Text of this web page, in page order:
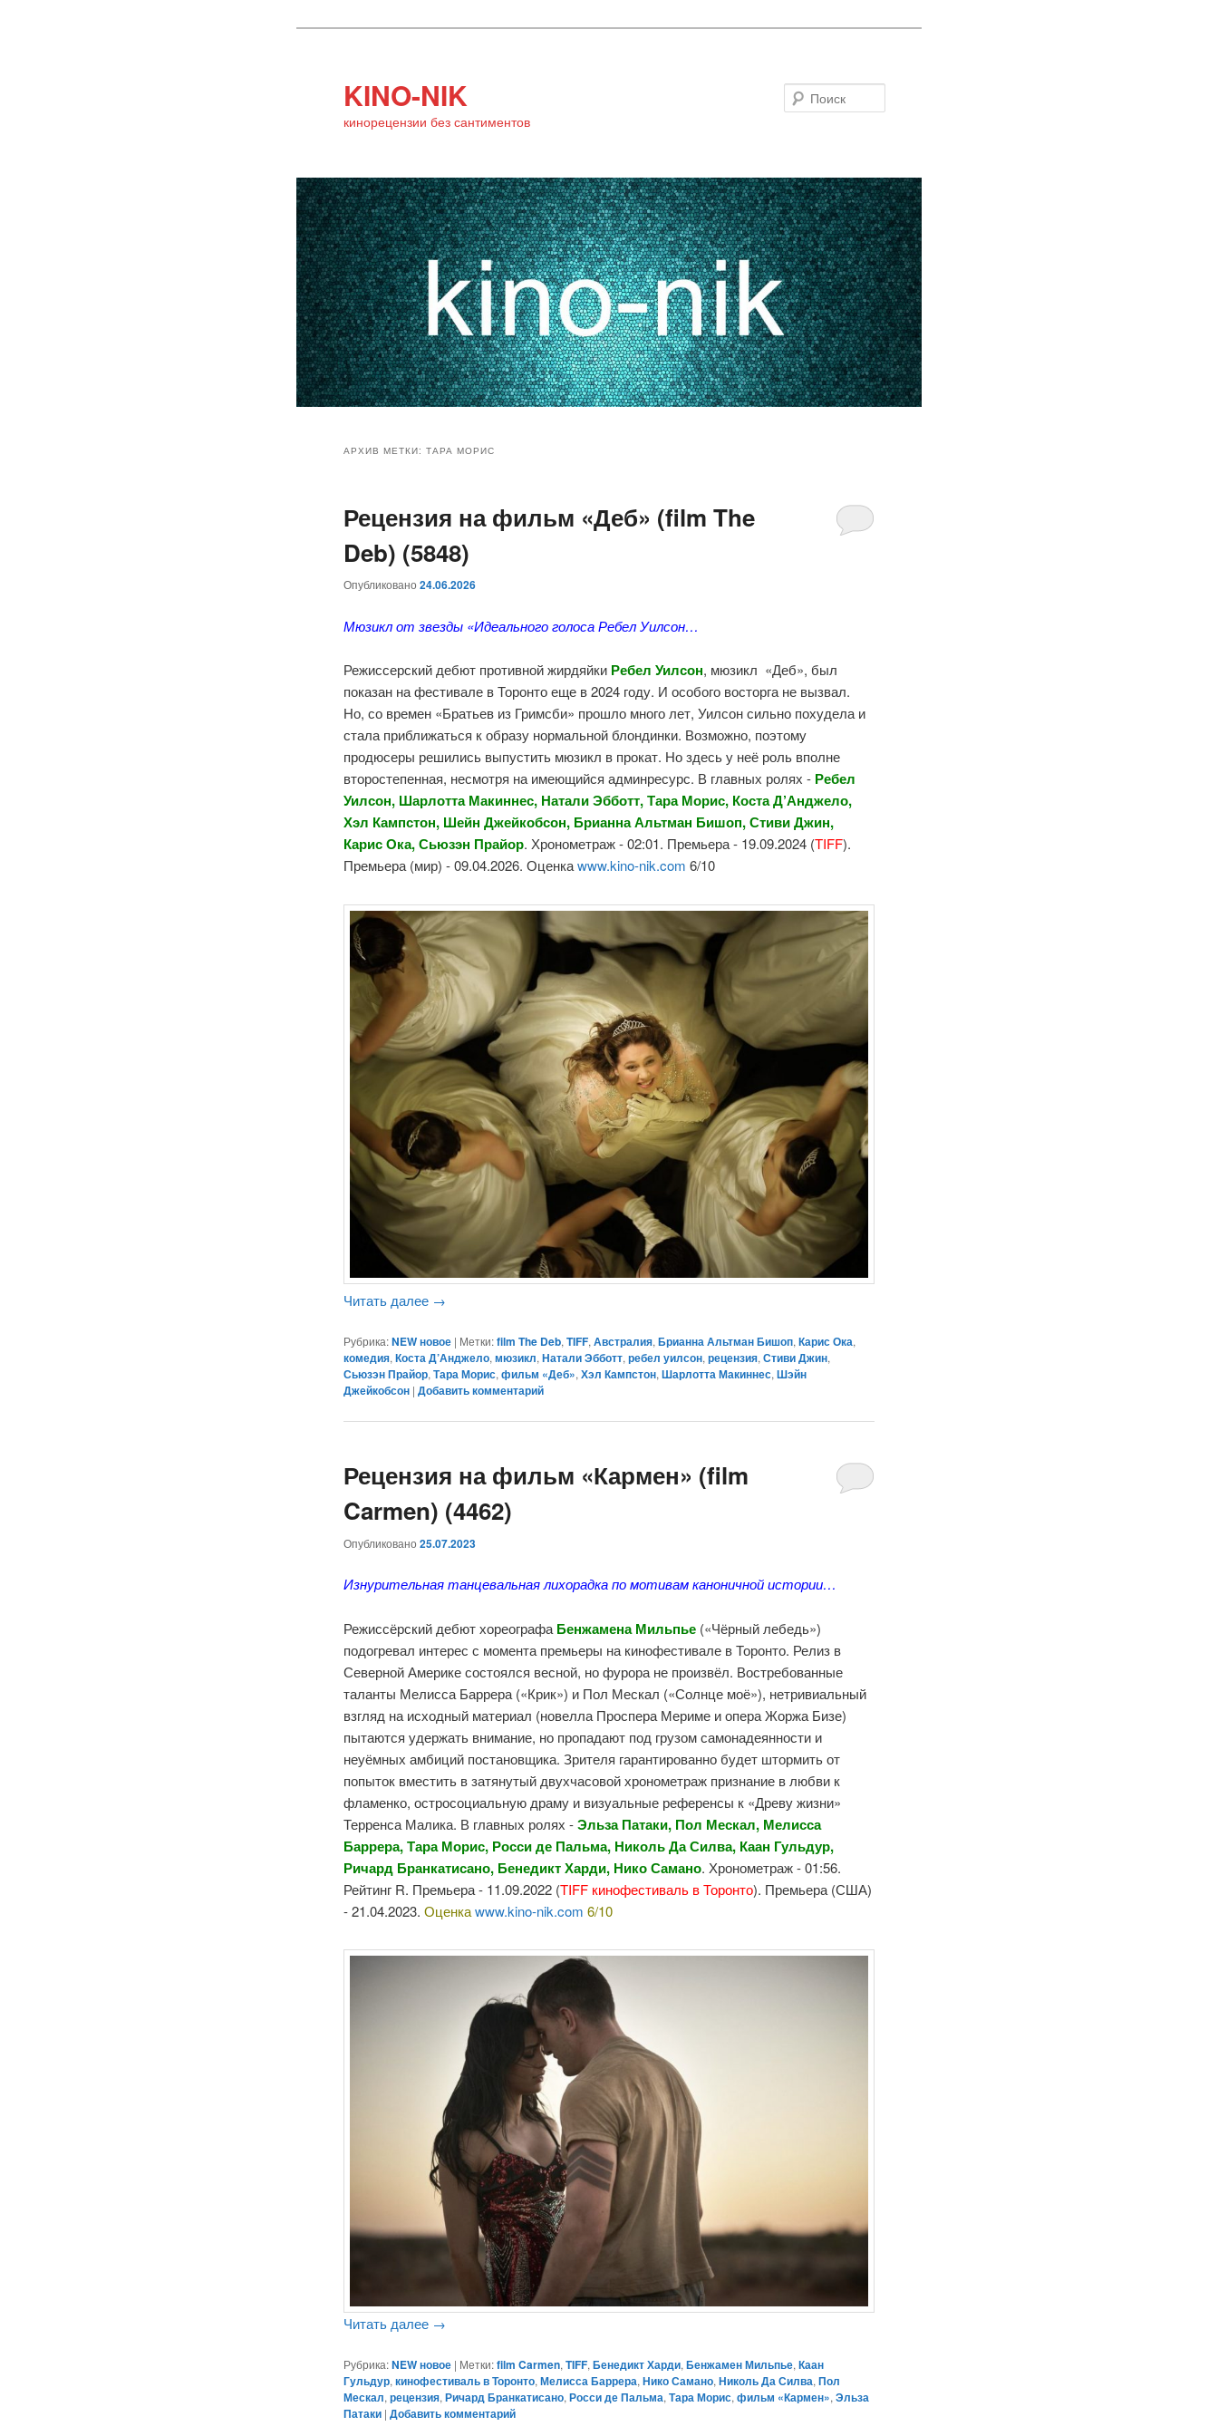
KINO-NIK
кинорецензии без сантиментов
основному
содержимому
дополнительному
содержимому
АРХИВ МЕТКИ:ТАРА МОРИС
Рецензия на фильм «Деб» (film The
Deb) (5848)
Опубликовано24.06.2026
Мюзикл от звезды «Идеального голоса Ребел Уилсон…
Режиссерский дебют противной жирдяйки Ребел Уилсон, мюзикл «Деб», был
показан на фестивале в Торонто еще в 2024 году. И особого восторга не вызвал.
Но, со времен «Братьев из Гримсби» прошло много лет, Уилсон сильно похудела и
стала приближаться к образу нормальной блондинки. Возможно, поэтому
продюсеры решились выпустить мюзикл в прокат. Но здесь у неё роль вполне
второстепенная, несмотря на имеющийся админресурс. В главных ролях - Ребел
Уилсон, Шарлотта Макиннес, Натали Эбботт, Тара Морис, Коста Д’Анджело,
Хэл Кампстон, Шейн Джейкобсон, Брианна Альтман Бишоп, Стиви Джин,
Карис Ока, Сьюзэн Прайор. Хронометраж - 02:01. Премьера - 19.09.2024 (TIFF).
Премьера (мир) - 09.04.2026. Оценкаwww.kino-nik.com 6/10
Читать далее →
Рубрика: NEW новое | Метки: film The Deb,TIFF,Австралия,Брианна Альтман Бишоп,Карис Ока,
комедия,Коста Д’Анджело,мюзикл,Натали Эбботт,ребел уилсон,рецензия,Стиви Джин,
Сьюзэн Прайор,Тара Морис,фильм «Деб»,Хэл Кампстон,Шарлотта Макиннес,Шэйн
Джейкобсон |Добавить комментарий
Рецензия на фильм «Кармен» (film
Carmen) (4462)
Опубликовано25.07.2023
Изнурительная танцевальная лихорадка по мотивам каноничной истории…
Режиссёрский дебют хореографа Бенжамена Мильпье («Чёрный лебедь»)
подогревал интерес с момента премьеры на кинофестивале в Торонто. Релиз в
Северной Америке состоялся весной, но фурора не произвёл. Востребованные
таланты Мелисса Баррера («Крик») и Пол Мескал («Солнце моё»), нетривиальный
взгляд на исходный материал (новелла Проспера Мериме и опера Жоржа Бизе)
пытаются удержать внимание, но пропадают под грузом самонадеянности и
неуёмных амбиций постановщика. Зрителя гарантированно будет штормить от
попыток вместить в затянутый двухчасовой хронометраж признание в любви к
фламенко, остросоциальную драму и визуальные референсы к «Древу жизни»
Терренса Малика. В главных ролях -Эльза Патаки, Пол Мескал, Мелисса
Баррера, Тара Морис, Росси де Пальма, Николь Да Силва, Каан Гульдур,
Ричард Бранкатисано, Бенедикт Харди, Нико Самано. Хронометраж - 01:56.
Рейтинг R. Премьера - 11.09.2022 (TIFF кинофестиваль в Торонто). Премьера (США)
- 21.04.2023.Оценкаwww.kino-nik.com 6/10
Читать далее →
Рубрика: NEW новое | Метки: film Carmen,TIFF,Бенедикт Харди,Бенжамен Мильпье,Каан
Гульдур,кинофестиваль в Торонто,Мелисса Баррера,Нико Самано,Николь Да Силва,Пол
Мескал,рецензия,Ричард Бранкатисано,Росси де Пальма,Тара Морис,фильм «Кармен»,Эльза
Патаки |Добавить комментарий